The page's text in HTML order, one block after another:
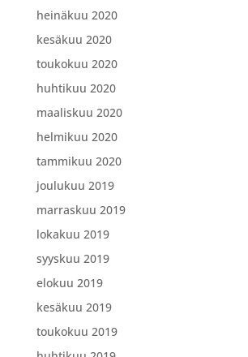
heinäkuu 2020
kesäkuu 2020
toukokuu 2020
huhtikuu 2020
maaliskuu 2020
helmikuu 2020
tammikuu 2020
joulukuu 2019
marraskuu 2019
lokakuu 2019
syyskuu 2019
elokuu 2019
kesäkuu 2019
toukokuu 2019